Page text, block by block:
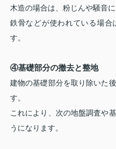
木造の場合は、粉じんや騒音
鉄骨などが使われている場合
す。
④基礎部分の撤去と整地
建物の基礎部分を取り除いた
す。
これにより、次の地盤調査や
うになります。